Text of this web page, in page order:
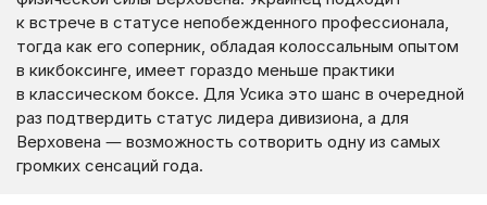
к встрече в статусе непобежденного профессионала,
тогда как его соперник, обладая колоссальным опытом
в кикбоксинге, имеет гораздо меньше практики
в классическом боксе. Для Усика это шанс в очередной
раз подтвердить статус лидера дивизиона, а для
Верховена — возможность сотворить одну из самых
громких сенсаций года.